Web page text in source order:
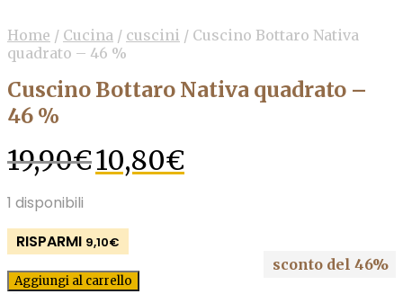
Home / Cucina / cuscini / Cuscino Bottaro Nativa
quadrato – 46 %
Cuscino Bottaro Nativa quadrato –
46 %
19,90€ Il
prezzo
10,80€prezzo
1 disponibili
RISPARMI 9,10€
sconto del 46%
Aggiungi al carrello